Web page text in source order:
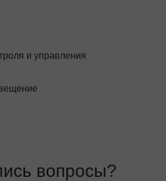
и управления
вопросы?